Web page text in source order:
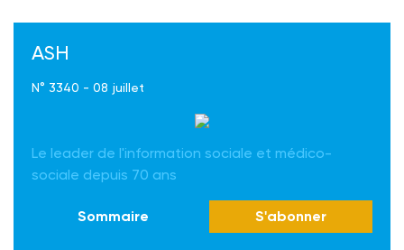
ASH
N° 3340 - 08 juillet
Le leader de l'information sociale et médico-
sociale depuis 70 ans
Sommaire S'abonner